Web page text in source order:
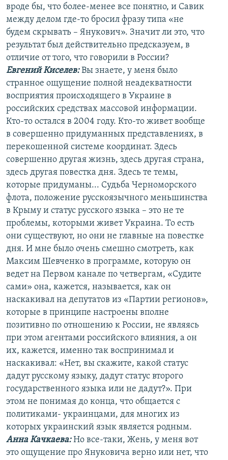
вроде бы, что более-менее все понятно, и Савик
между делом где-то бросил фразу типа «не
будем скрывать – Янукович». Значит ли это, что
результат был действительно предсказуем, в
отличие от того, что говорили в России?
Евгений Киселев:Вы знаете, у меня было
странное ощущение полной неадекватности
восприятия происходящего в Украине в
российских средствах массовой информации.
Кто-то остался в 2004 году. Кто-то живет вообще
в совершенно придуманных представлениях, в
перекошенной системе координат. Здесь
совершенно другая жизнь, здесь другая страна,
здесь другая повестка дня. Здесь те темы,
которые придуманы... Судьба Черноморского
флота, положение русскоязычного меньшинства
в Крыму и статус русского языка – это не те
проблемы, которыми живет Украина. То есть
они существуют, но они не главные на повестке
дня. И мне было очень смешно смотреть, как
Максим Шевченко в программе, которую он
ведет на Первом канале по четвергам, «Судите
сами» она, кажется, называется, как он
наскакивал на депутатов из «Партии регионов»,
которые в принципе настроены вполне
позитивно по отношению к России, не являясь
при этом агентами российского влияния, а он
их, кажется, именно так воспринимал и
наскакивал: «Нет, вы скажите, какой статус
дадут русскому языку, дадут статус второго
государственного языка или не дадут?». При
этом не понимая до конца, что общается с
политиками- украинцами, для многих из
которых украинский язык является родным.
Анна Качкаева:Но все-таки, Жень, у меня вот
это ощущение про Януковича верно или нет, что